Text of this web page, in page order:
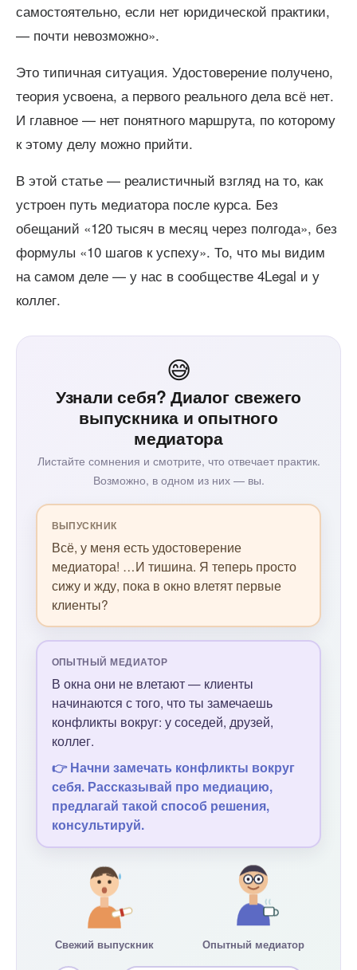
самостоятельно, если нет юридической практики,
— почти невозможно».
Это типичная ситуация. Удостоверение получено,
теория усвоена, а первого реального дела всё нет.
И главное — нет понятного маршрута, по которому
к этому делу можно прийти.
В этой статье — реалистичный взгляд на то, как
устроен путь медиатора после курса. Без
обещаний «120 тысяч в месяц через полгода», без
формулы «10 шагов к успеху». То, что мы видим
на самом деле — у нас в сообществе 4Legal и у
коллег.
😅
Узнали себя? Диалог свежего
выпускника и опытного
медиатора
Листайте сомнения и смотрите, что отвечает практик.
Возможно, в одном из них — вы.
ВЫПУСКНИК
Всё, у меня есть удостоверение
медиатора! …И тишина. Я теперь просто
сижу и жду, пока в окно влетят первые
клиенты?
ОПЫТНЫЙ МЕДИАТОР
В окна они не влетают — клиенты
начинаются с того, что ты замечаешь
конфликты вокруг: у соседей, друзей,
коллег.
👉 Начни замечать конфликты вокруг
себя. Рассказывай про медиацию,
предлагай такой способ решения,
консультируй.
Свежий выпускник Опытный медиатор